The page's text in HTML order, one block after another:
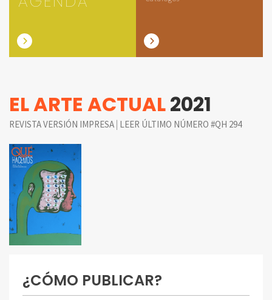
EL ARTE ACTUAL2021
REVISTA VERSIÓN IMPRESA | LEER ÚLTIMO NÚMERO #QH 294
¿CÓMO PUBLICAR?